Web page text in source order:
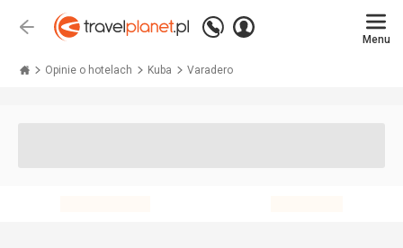
Wstecz
Zadzwoń
+48 71 771 76 55
Zaloguj
Menu
Opinie o hotelach Kuba Varadero